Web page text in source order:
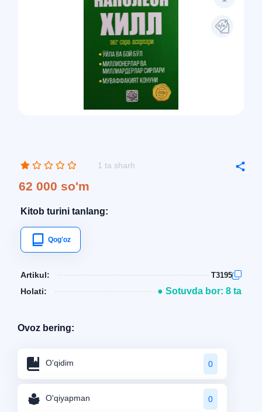
1 ta sharh
62 000 so'm
Kitob turini tanlang:
Qog'oz
Artikul: T3195
Holati: ● Sotuvda bor: 8 ta
Ovoz bering:
O'qidim 0
O'qiyapman 0